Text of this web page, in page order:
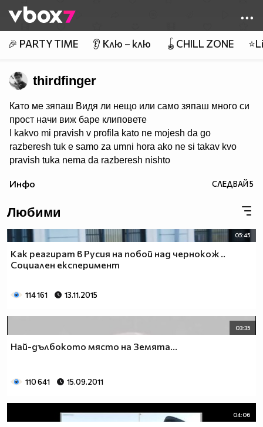
👾
🎉 PARTY TIME 👂 Клю – клю 🪀CHILL ZONE
thirdfinger
Като ме зяпаш Видя ли нещо или само зяпаш много си
прост начи виж баре клиповете
I kakvo mi pravish v profila kato ne mojesh da go
razberesh tuk e samo za umni hora ako ne si takav kvo
pravish tuka nema da razberesh nishto
Инфо СЛЕДВАЙ5
Любими
05:45
Как реагират в Русия на побой над чернокож ..
Социален експеримент
114 161 13.11.2015
03:35
Най-дълбокото място на Земята...
110 641 15.09.2011
04:06